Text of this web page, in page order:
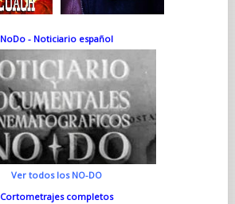
NoDo - Noticiario español
Ver todos los NO-DO
Cortometrajes completos